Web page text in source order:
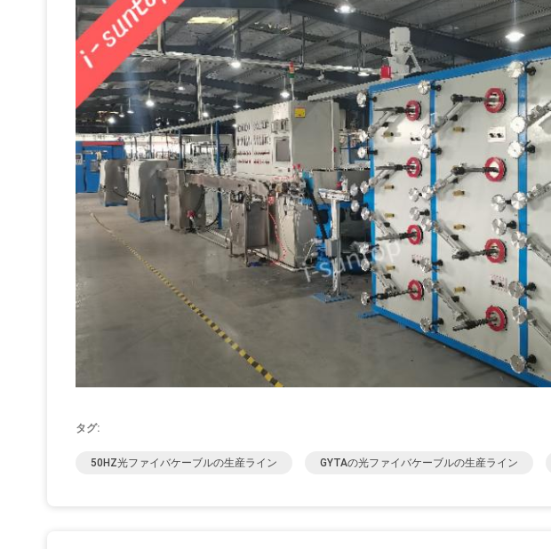
タグ:
50HZ光ファイバケーブルの生産ライン GYTAの光ファイバケーブルの生産ライン